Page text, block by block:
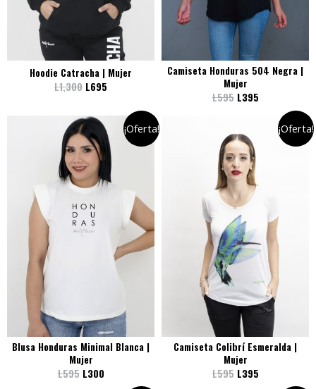
Hoodie Catracha | Mujer
L1,300 L695
Camiseta Honduras 504 Negra |
Mujer
L595 L395
¡Oferta!
Blusa Honduras Minimal Blanca |
Mujer
L595 L300
¡Oferta!
Camiseta Colibrí Esmeralda |
Mujer
L595 L395